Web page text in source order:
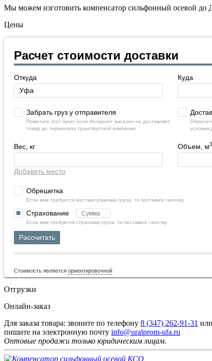
Мы можем изготовить компенсатор сильфонный осевой до
Цены
Расчет стоимости доставки
Откуда Куда
Забрать груз у отправителя
Пометьте этот пункт если Интернет магазин не доставляет
товар до терминала транспортной компании.
условия
Вес, кг Объем, м3
Добавить место
Обрешетка
Если вам требуется жесткая упаковка груза, то поставьте галочку.
Страхование
Если вам требуется страховка груза, то поставьте галочку.
Рассчитать
Стоимость является ориентировочной
Отгрузки
Онлайн-заказ
Для заказа товара: звоните по телефону 8 (347) 262‑91‑31 или
пишите на электронную почту info@uralprom-ufa.ru
Оптовые продажи только юридическим лицам.